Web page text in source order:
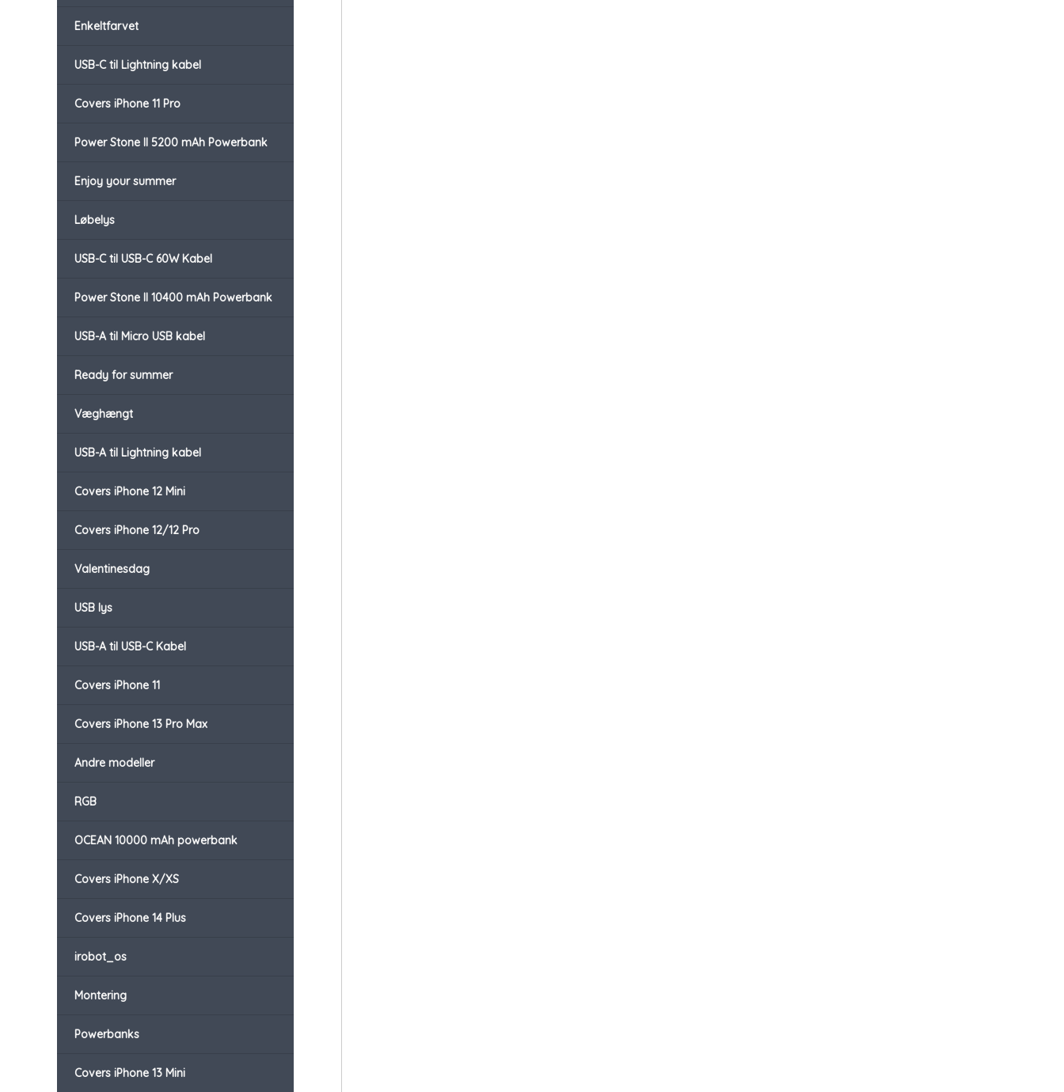
Enkeltfarvet
USB-C til Lightning kabel
Covers iPhone 11 Pro
Power Stone II 5200 mAh Powerbank
Enjoy your summer
Løbelys
USB-C til USB-C 60W Kabel
Power Stone II 10400 mAh Powerbank
USB-A til Micro USB kabel
Ready for summer
Væghængt
USB-A til Lightning kabel
Covers iPhone 12 Mini
Covers iPhone 12/12 Pro
Valentinesdag
USB lys
USB-A til USB-C Kabel
Covers iPhone 11
Covers iPhone 13 Pro Max
Andre modeller
RGB
OCEAN 10000 mAh powerbank
Covers iPhone X/XS
Covers iPhone 14 Plus
irobot_os
Montering
Powerbanks
Covers iPhone 13 Mini